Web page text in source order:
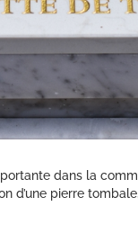
dans la
d’une pierre